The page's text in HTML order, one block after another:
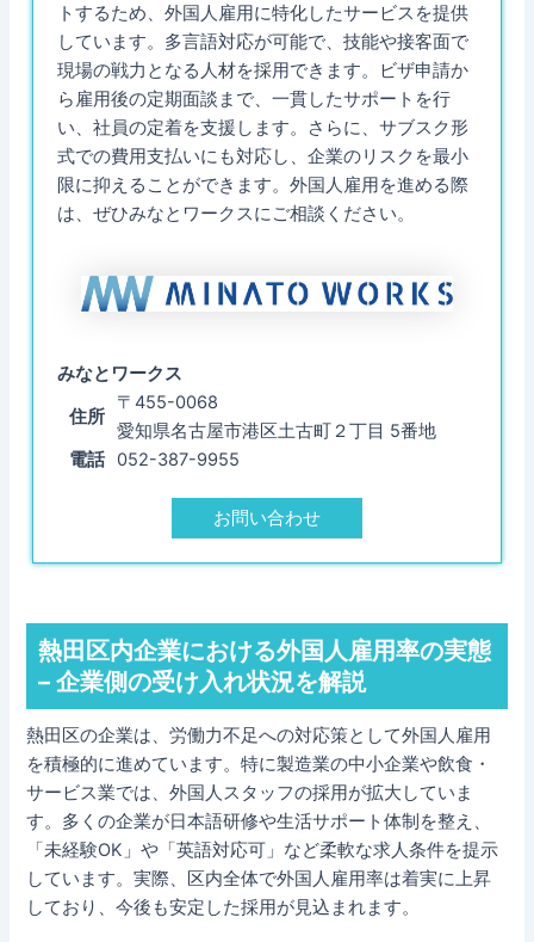
トするため、外国人雇用に特化したサービスを提供
しています。多言語対応が可能で、技能や接客面で
現場の戦力となる人材を採用できます。ビザ申請か
ら雇用後の定期面談まで、一貫したサポートを行
い、社員の定着を支援します。さらに、サブスク形
式での費用支払いにも対応し、企業のリスクを最小
限に抑えることができます。外国人雇用を進める際
は、ぜひみなとワークスにご相談ください。
みなとワークス
住所
〒455-0068
愛知県名古屋市港区土古町２丁目 5番地
電話
052-387-9955
お問い合わせ
熱田区内企業における外国人雇用率の実態
– 企業側の受け入れ状況を解説
熱田区の企業は、労働力不足への対応策として外国人雇用
を積極的に進めています。特に製造業の中小企業や飲食・
サービス業では、外国人スタッフの採用が拡大していま
す。多くの企業が日本語研修や生活サポート体制を整え、
「未経験OK」や「英語対応可」など柔軟な求人条件を提示
しています。実際、区内全体で外国人雇用率は着実に上昇
しており、今後も安定した採用が見込まれます。